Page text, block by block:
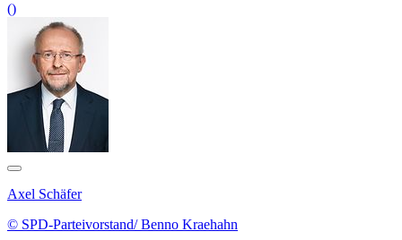
()
Axel Schäfer
© SPD-Parteivorstand/ Benno Kraehahn